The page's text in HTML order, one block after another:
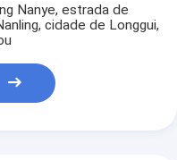
Nanye, estrada de
cidade de Longgui,